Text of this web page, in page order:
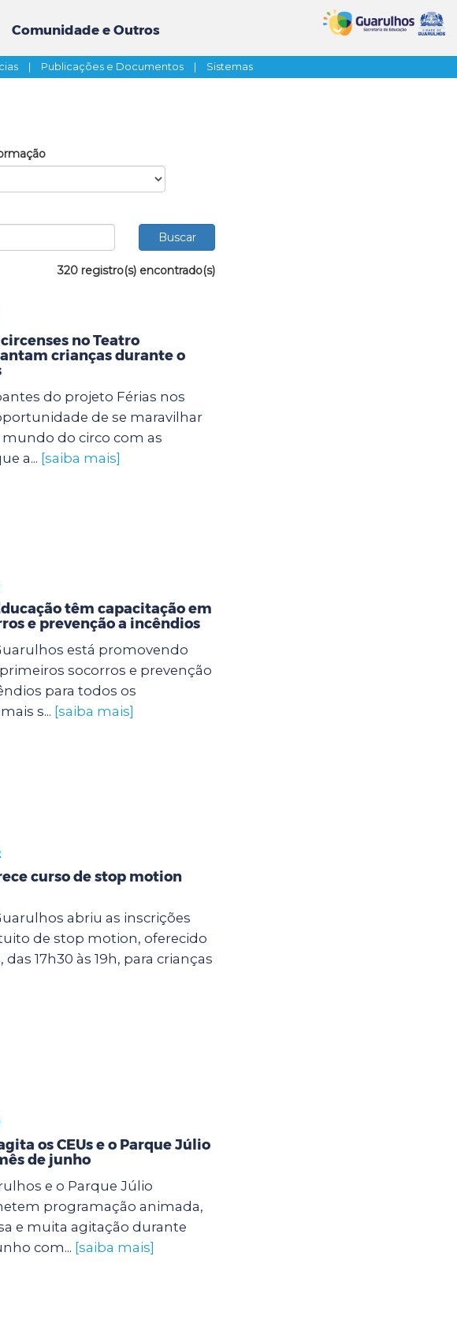
Comunidade e Outros
| Publicações e Documentos | Sistemas
320 registro(s) encontrado(s)
no Teatro
crianças durante o
do projeto Férias nos
de se maravilhar
do circo com as
a... [saiba mais]
têm capacitação em
e prevenção a incêndios
está promovendo
socorros e prevenção
para todos os
s... [saiba mais]
curso de stop motion
abriu as inscrições
de stop motion, oferecido
17h30 às 19h, para crianças
os CEUs e o Parque Júlio
de junho
e o Parque Júlio
programação animada,
e muita agitação durante
com... [saiba mais]